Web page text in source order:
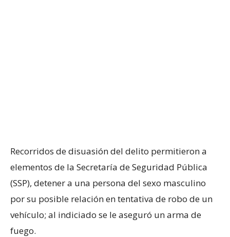
Recorridos de disuasión del delito permitieron a
elementos de la Secretaría de Seguridad Pública
(SSP), detener a una persona del sexo masculino
por su posible relación en tentativa de robo de un
vehículo; al indiciado se le aseguró un arma de
fuego.